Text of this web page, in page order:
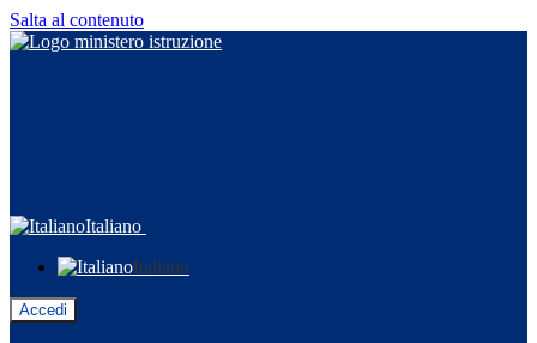
Salta al contenuto
Italiano
Italiano
Accedi